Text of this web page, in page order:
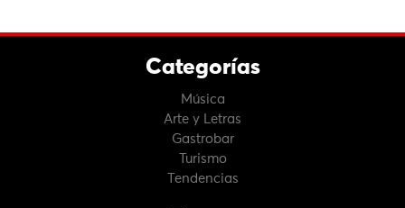
Categorías
Música
Arte y Letras
Gastrobar
Turismo
Tendencias